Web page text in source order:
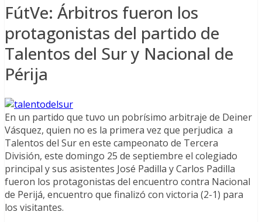
FútVe: Árbitros fueron los
protagonistas del partido de
Talentos del Sur y Nacional de
Périja
En un partido que tuvo un pobrísimo arbitraje de Deiner
Vásquez, quien no es la primera vez que perjudica a
Talentos del Sur en este campeonato de Tercera
División, este domingo 25 de septiembre el colegiado
principal y sus asistentes José Padilla y Carlos Padilla
fueron los protagonistas del encuentro contra Nacional
de Perijá, encuentro que finalizó con victoria (2-1) para
los visitantes.